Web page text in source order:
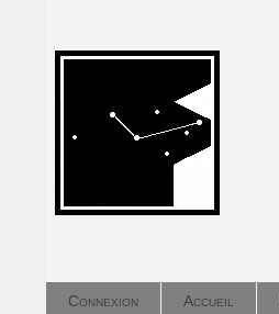
Connexion Accueil